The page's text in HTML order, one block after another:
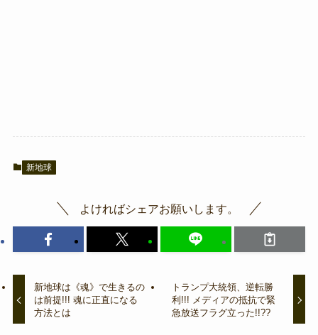
新地球
よければシェアお願いします。
新地球は《魂》で生きるの
は前提!!! 魂に正直になる
方法とは
トランプ大統領、逆転勝
利!!! メディアの抵抗で緊
急放送フラグ立った!!??